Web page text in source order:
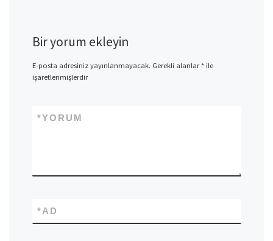
Bir yorum ekleyin
E-posta adresiniz yayınlanmayacak. Gerekli alanlar*ile
işaretlenmişlerdir
YORUM
*
AD
*